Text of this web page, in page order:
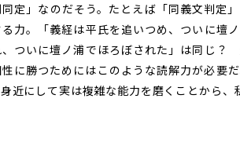
定」なのだそう。たとえば「同義文判定
力。「義経は平氏を追いつめ、ついに壇
、ついに壇ノ浦でほろぼされた」は同じ
に勝つためにはこのような読解力が必要
近にして実は複雑な能力を磨くことから、